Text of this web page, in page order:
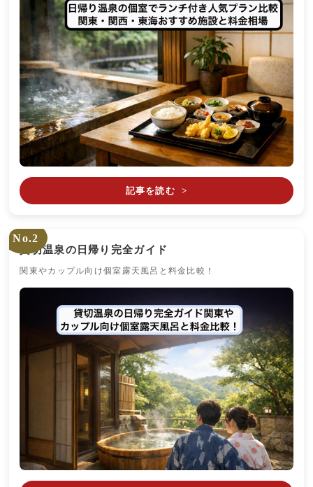
記事を読む >
No.2
貸切温泉の日帰り完全ガイド
関東やカップル向け個室露天風呂と料金比較！